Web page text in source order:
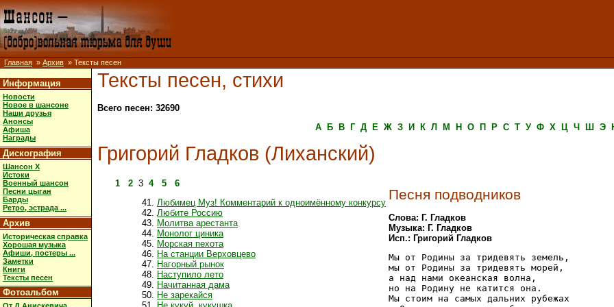
Главная » Архив » Тексты песен
Информация
Новости
Новое в шансоне
Наши друзья
Анонсы
Афиша
Награды
Дискография
Шансон X
Истоки
Военный шансон
Песни цыган
Барды
Ретро, эстрада ...
Архив
Историческая справка
Хорошая музыка
Афиши, постеры ...
Заметки
Книги
Тексты песен
Фотоальбом
Тексты песен, стихи
Всего песен: 32690
А
Б В Г Д Е Ж З И К Л М Н О П Р С Т У Ф Х Ц Ч Ш Э
Григорий Гладков (Лиханский)
1 2 3 4 5
6
Любимец Муз! Комментарий к одноимённому конкурсу
Любите Россию
Молитва арестанта
Монолог циника
Морская пехота
На станции Верховцево
Нагорный рынок
Наступило лето
Начитанная дама
Не зарекайся
Песня подводников
Слова: Г. Гладков
Музыка: Г. Гладков
Исп.: Григорий Гладков
Мы от Родины за тридевять земель,
мы от Родины за тридевять морей,
а над нами океанская волна,
но на Родину не катится она.
Мы стоим на самых дальних рубежах